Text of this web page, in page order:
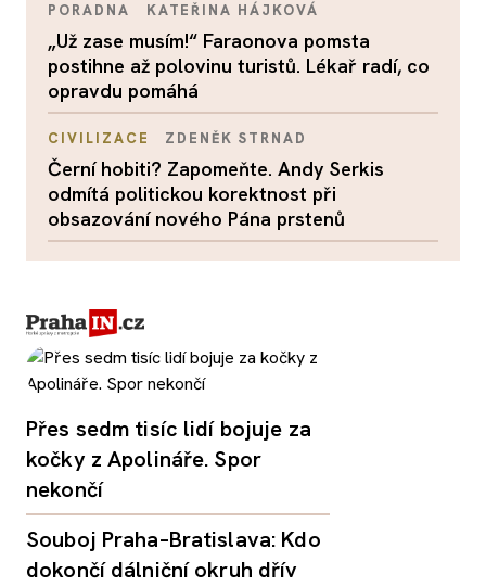
PORADNA KATEŘINA HÁJKOVÁ
„Už zase musím!“ Faraonova pomsta
postihne až polovinu turistů. Lékař radí, co
opravdu pomáhá
CIVILIZACE ZDENĚK STRNAD
Černí hobiti? Zapomeňte. Andy Serkis
odmítá politickou korektnost při
obsazování nového Pána prstenů
Přes sedm tisíc lidí bojuje za
kočky z Apolináře. Spor
nekončí
Souboj Praha–Bratislava: Kdo
dokončí dálniční okruh dřív